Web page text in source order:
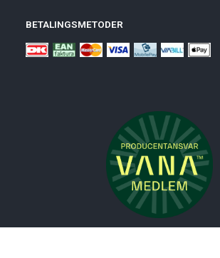
BETALINGSMETODER